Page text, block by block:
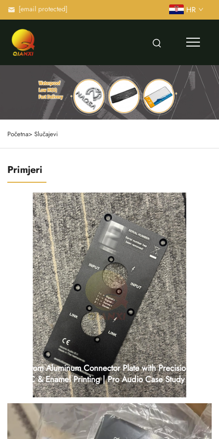
[email protected] HR
Početna> Slučajevi
Primjeri
Custom Aluminum Connector Plate with Precision
CNC & Enamel Printing | Pro Audio Case Study
1. SEO & GEO Metadata Custom Aluminum Connector Plate | CNC
Machined Audio Panel with Enamel Printing Discover how a pro
audio brand achieved high-precision aluminum connector plates with
CNC machining, ±0.15mm tolerance, and durable ...